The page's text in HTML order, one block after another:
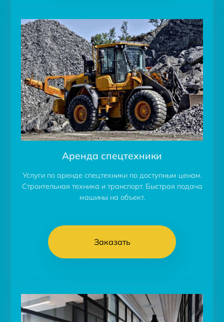
Аренда спецтехники
Услуги по аренде спецтехники по доступным ценам.
Строительная техника и транспорт. Быстрая подача
машины на объект.
Заказать